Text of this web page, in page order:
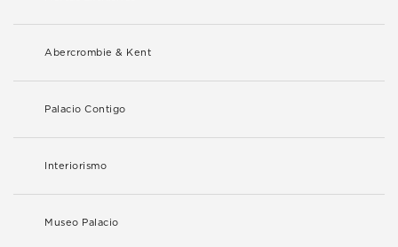
Abercrombie & Kent
Palacio Contigo
Interiorismo
Museo Palacio